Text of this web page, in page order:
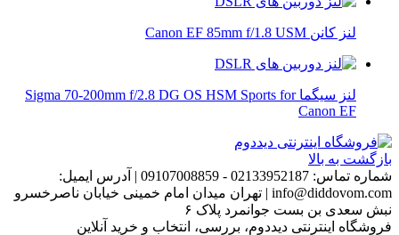
لنز کانن Canon EF 85mm f/1.8 USM
لنز سیگما Sigma 70-200mm f/2.8 DG OS HSM Sports for
Canon EF
بازگشت به بالا
شماره تماس: 02133952187 - 09107008859
| آدرس ایمیل:
info@diddovom.com
| تهران میدان امام خمینی خیابان ناصرخسرو
نبش سعدی بن بست جوانمرد پلاک ۶
فروشگاه اینترنتی دیددوم، بررسی، انتخاب و خرید آنلاین